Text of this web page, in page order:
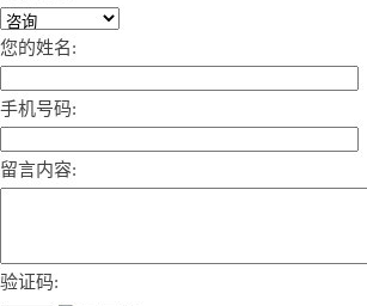
您的姓名:
手机号码:
留言内容:
验证码: